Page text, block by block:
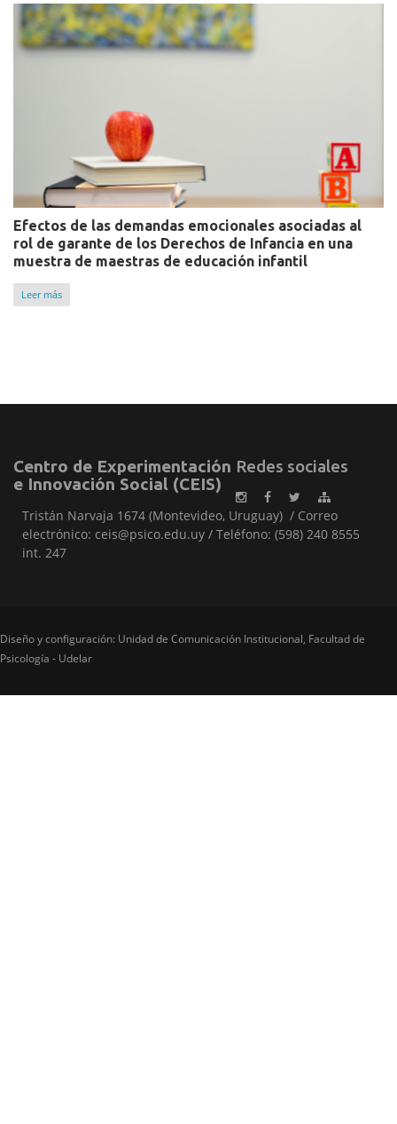
Efectos de las demandas emocionales asociadas al
rol de garante de los Derechos de Infancia en una
muestra de maestras de educación infantil
Leer más
Redes sociales
Centro de Experimentación
e Innovación Social (CEIS)
Tristán Narvaja 1674 (Montevideo, Uruguay) / Correo
electrónico: ceis@psico.edu.uy / Teléfono: (598) 240 8555
int. 247
Diseño y configuración: Unidad de Comunicación Institucional, Facultad de
Psicología - Udelar